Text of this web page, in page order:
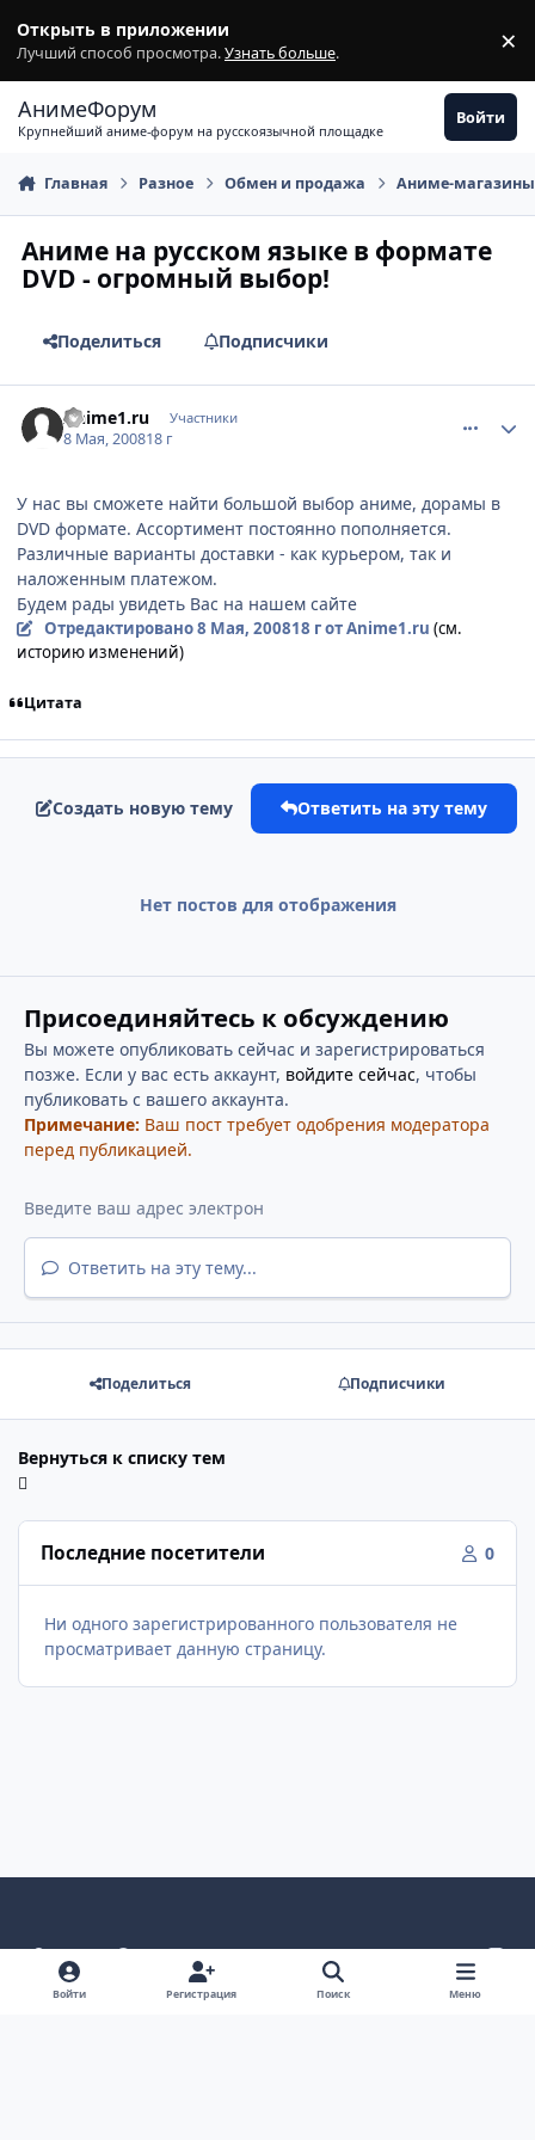
Открыть в приложении
Лучший способ просмотра.Узнать больше. ×
АнимеФорум
Крупнейший аниме-форум на русскоязычной площадке
Войти
Главная Разное Обмен и продажа Аниме-магазины
Аниме на русском языке в формате
DVD - огромный выбор!
Поделиться Подписчики
Anime1.ru Участники
8 Мая, 200818 г
У нас вы сможете найти большой выбор аниме, дорамы в
DVD формате. Ассортимент постоянно пополняется.
Различные варианты доставки - как курьером, так и
наложенным платежом.
Будем рады увидеть Вас на нашем сайте
Отредактировано8 Мая, 200818 гот Anime1.ru (см.
историю изменений)
Цитата
Создать новую тему Ответить на эту тему
Нет постов для отображения
Присоединяйтесь к обсуждению
Вы можете опубликовать сейчас и зарегистрироваться
позже. Если у вас есть аккаунт, войдите сейчас, чтобы
публиковать с вашего аккаунта.
Примечание: Ваш пост требует одобрения модератора
перед публикацией.
Ответить на эту тему...
Поделиться Подписчики
Вернуться к списку тем
Последние посетители 0
Ни одного зарегистрированного пользователя не
просматривает данную страницу.
Светлый режим
Темный режим
Как в системе
v
k
Политика конфиденциальности
Войти Регистрация Поиск Меню